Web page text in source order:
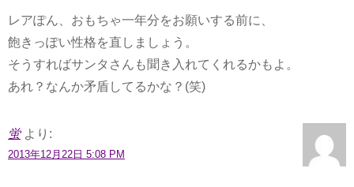
レアぽん、おもちゃ一年分をお願いする前に、
飽きっぽい性格を直しましょう。
そうすればサンタさんも聞き入れてくれるかもよ。
あれ？なんか矛盾してるかな？(笑)
蛍 より:
2013年12月22日 5:08 PM